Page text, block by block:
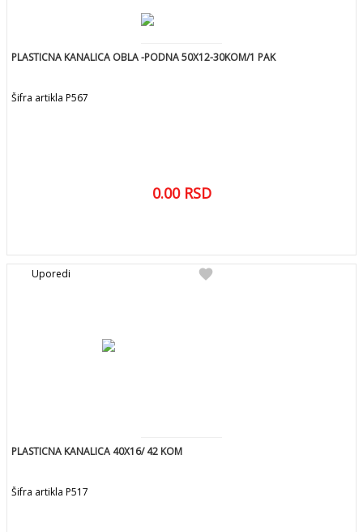
PLASTICNA KANALICA OBLA -PODNA 50X12-30KOM/1 PAK
Šifra artikla P567
0.00 RSD
favorite
Uporedi
PLASTICNA KANALICA 40X16/ 42 KOM
Šifra artikla P517